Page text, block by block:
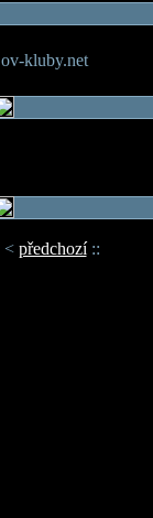
ov-kluby.net
< předchozí::